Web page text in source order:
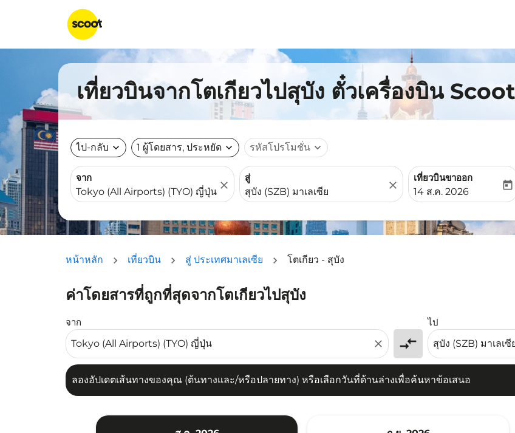
เที่ยวบินจากโตเกียวไปสุบัง ตั๋วเครื่องบิน Scoot
ไป-กลับ expand_more 1 ผู้โดยสาร, ประหยัด expand_more รหัสโปรโมชั่น expand_more
จาก
close
สู่
close
เที่ยวบินขาออก
fc-booking-
14 ส.ค. 2026
today
หน้าหลัก เที่ยวบิน สู่ ประเทศมาเลเซีย โตเกียว - สุบัง
ค่าโดยสารที่ถูกที่สุดจากโตเกียวไปสุบัง
จาก
close compare_arrows
ไป
ลองอัปเดตเส้นทางของคุณ (ต้นทางและ/หรือปลายทาง) หรือเลือกวันที่ด้านล่างเพื่อค้นหาข้อเสนอ
ลองอัปเดตเส้นทางของคุณ (ต้นทางและ/หรือปลายทาง) หรือเลือกวันที่ด้านล่างเพื่อค้นหาข้อเสนอ